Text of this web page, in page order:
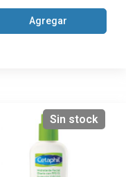
Agregar
Sin stock